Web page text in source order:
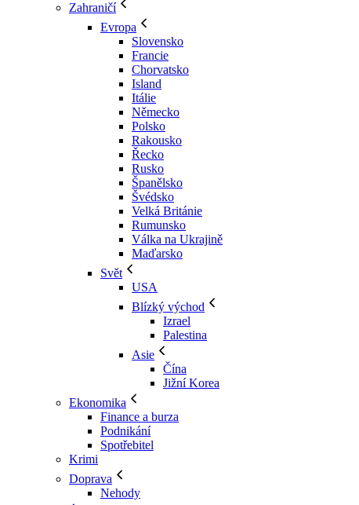
Zahraničí
Evropa
Slovensko
Francie
Chorvatsko
Island
Itálie
Německo
Polsko
Rakousko
Řecko
Rusko
Španělsko
Švédsko
Velká Británie
Rumunsko
Válka na Ukrajině
Maďarsko
Svět
USA
Blízký východ
Izrael
Palestina
Asie
Čína
Jižní Korea
Ekonomika
Finance a burza
Podnikání
Spotřebitel
Krimi
Doprava
Nehody